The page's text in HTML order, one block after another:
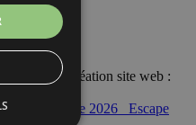
réservés. Création site web :
30 septembre 2026
Escape